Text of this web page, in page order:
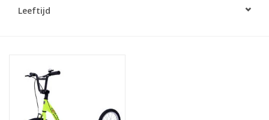
Leeftijd